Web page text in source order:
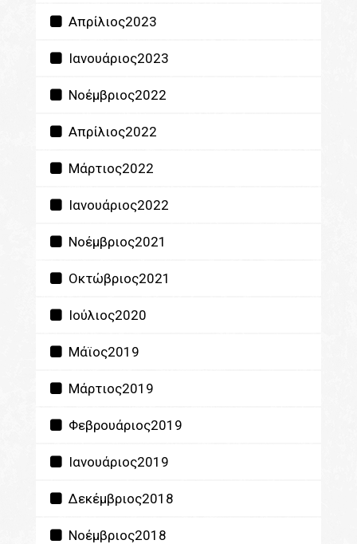
Απρίλιος2023
Ιανουάριος2023
Νοέμβριος2022
Απρίλιος2022
Μάρτιος2022
Ιανουάριος2022
Νοέμβριος2021
Οκτώβριος2021
Ιούλιος2020
Μάϊος2019
Μάρτιος2019
Φεβρουάριος2019
Ιανουάριος2019
Δεκέμβριος2018
Νοέμβριος2018